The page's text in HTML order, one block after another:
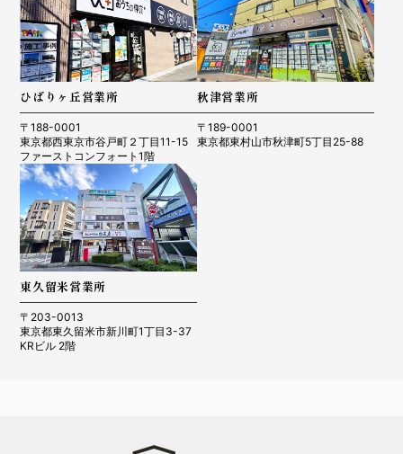
ひばりヶ丘営業所
〒188-0001
東京都西東京市谷戸町２丁目11-15
ファーストコンフォート1階
秋津営業所
〒189-0001
東京都東村山市秋津町5丁目25-88
東久留米営業所
〒203-0013
東京都東久留米市新川町1丁目3-37
KRビル 2階